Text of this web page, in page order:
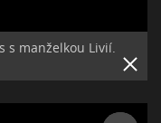
s manželkou Livií.